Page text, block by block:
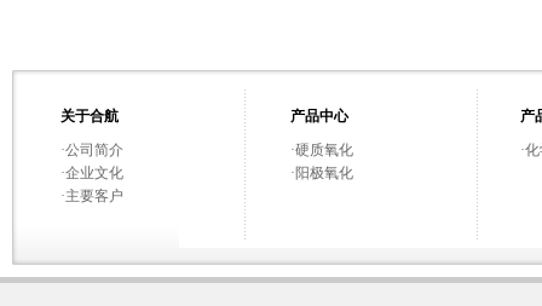
关于合航
·公司简介
·企业文化
·主要客户
产品中心
·硬质氧化
·阳极氧化
产
·